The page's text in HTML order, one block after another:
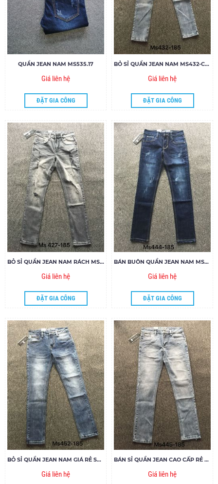
QUẦN JEAN NAM MS535.17
Giá liên hệ
ĐẶT GIA CÔNG
BỎ SỈ QUẦN JEAN NAM MS432-C185
Giá liên hệ
ĐẶT GIA CÔNG
BỎ SỈ QUẦN JEAN NAM RÁCH MS427-G185
Giá liên hệ
ĐẶT GIA CÔNG
BÁN BUÔN QUẦN JEAN NAM MS448-G185
Giá liên hệ
ĐẶT GIA CÔNG
BỎ SỈ QUẦN JEAN NAM GIÁ RẺ SPJ MS452-G185
Giá liên hệ
BÁN SỈ QUẦN JEAN CAO CẤP RẺ ĐẸP MS445-V185
Giá liên hệ